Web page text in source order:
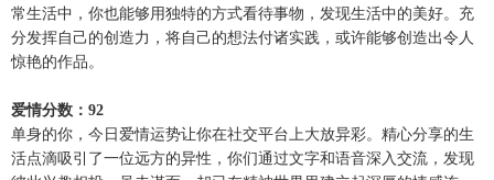
常生活中，你也能够用独特的方式看待事物，发现生活中的美好。充
分发挥自己的创造力，将自己的想法付诸实践，或许能够创造出令人
惊艳的作品。
爱情分数：92
单身的你，今日爱情运势让你在社交平台上大放异彩。精心分享的生
活点滴吸引了一位远方的异性，你们通过文字和语音深入交流，发现